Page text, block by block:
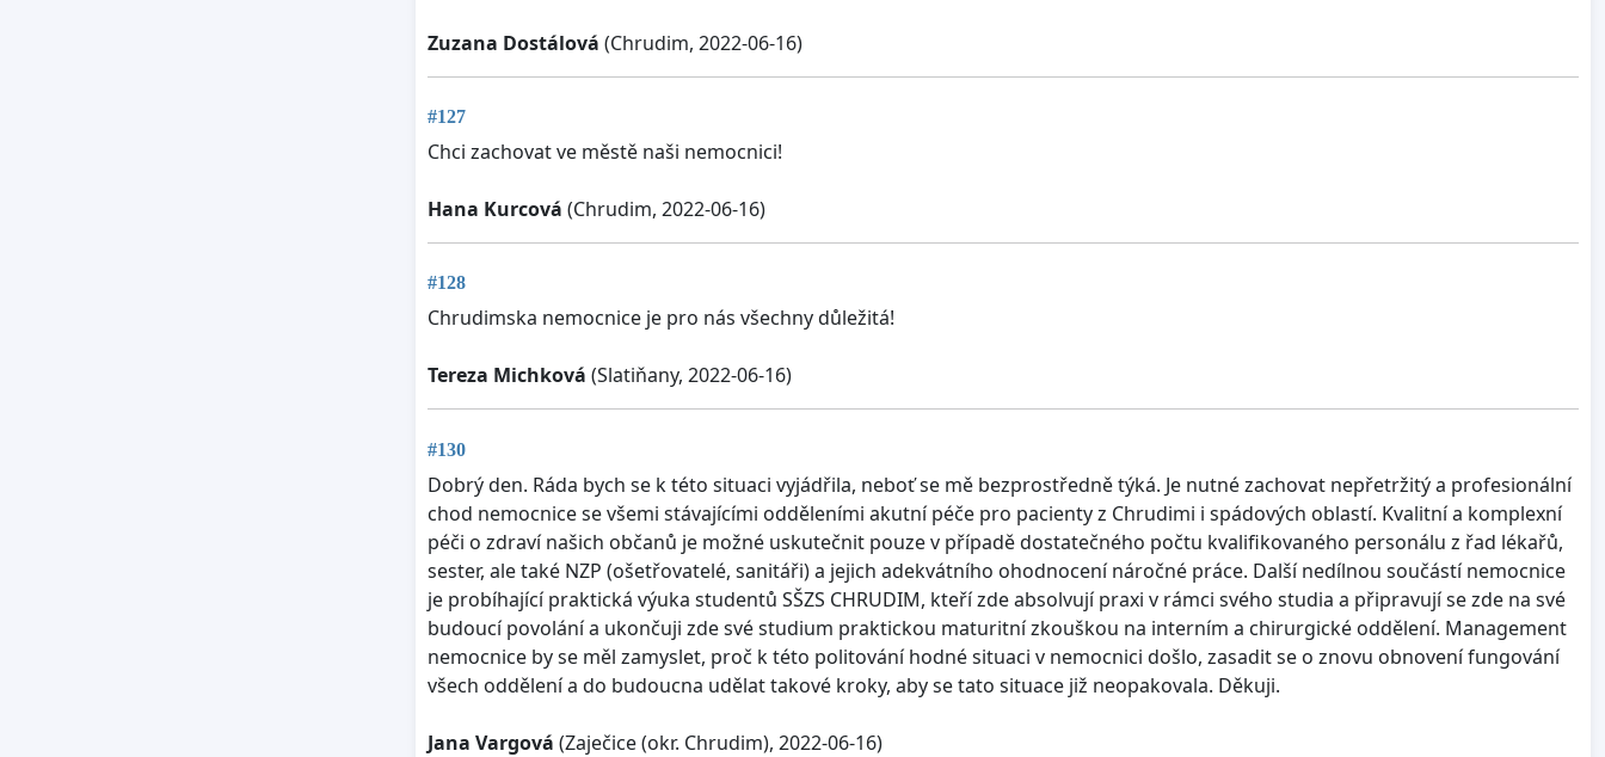
Zuzana Dostálová (Chrudim, 2022-06-16)
#127
Chci zachovat ve městě naši nemocnici!
Hana Kurcová (Chrudim, 2022-06-16)
#128
Chrudimska nemocnice je pro nás všechny důležitá!
Tereza Michková (Slatiňany, 2022-06-16)
#130
Dobrý den. Ráda bych se k této situaci vyjádřila, neboť se mě bezprostředně týká. Je nutné zachovat nepřetržitý a profesionální
chod nemocnice se všemi stávajícími odděleními akutní péče pro pacienty z Chrudimi i spádových oblastí. Kvalitní a komplexní
péči o zdraví našich občanů je možné uskutečnit pouze v případě dostatečného počtu kvalifikovaného personálu z řad lékařů,
sester, ale také NZP (ošetřovatelé, sanitáři) a jejich adekvátního ohodnocení náročné práce. Další nedílnou součástí nemocnice
je probíhající praktická výuka studentů SŠZS CHRUDIM, kteří zde absolvují praxi v rámci svého studia a připravují se zde na své
budoucí povolání a ukončuji zde své studium praktickou maturitní zkouškou na interním a chirurgické oddělení. Management
nemocnice by se měl zamyslet, proč k této politování hodné situaci v nemocnici došlo, zasadit se o znovu obnovení fungování
všech oddělení a do budoucna udělat takové kroky, aby se tato situace již neopakovala. Děkuji.
Jana Vargová (Zaječice (okr. Chrudim), 2022-06-16)